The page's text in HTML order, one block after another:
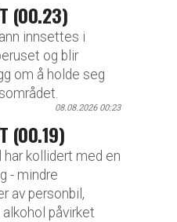
(00.23)
innsettes i
og blir
om å holde seg
08.08.2026 00:23
(00.19)
har kollidert med en
- mindre
av personbil,
påvirket